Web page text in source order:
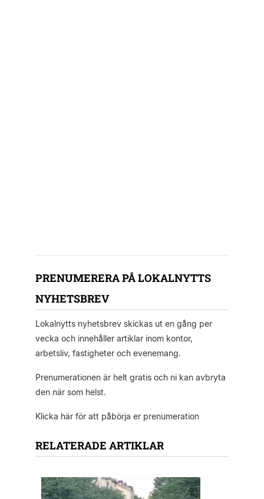
PRENUMERERA PÅ LOKALNYTTS
NYHETSBREV
Lokalnytts nyhetsbrev skickas ut en gång per
vecka och innehåller artiklar inom kontor,
arbetsliv, fastigheter och evenemang.
Prenumerationen är helt gratis och ni kan avbryta
den när som helst.
Klicka här för att påbörja er prenumeration
RELATERADE ARTIKLAR